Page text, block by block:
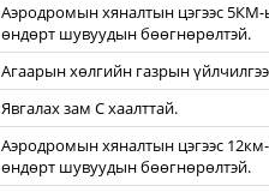
Аэродромын хяналтын цэгээс
өндөрт шувуудын бөөгнөрөлтэй.
Агаарын хөлгийн газрын
Явгалах зам С хаалттай.
Аэродромын хяналтын цэгээс
өндөрт шувуудын бөөгнөрөлтэй.